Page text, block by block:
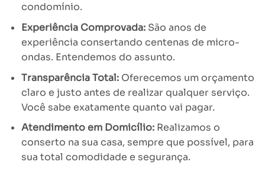
condomínio.
Experiência Comprovada:São anos de
experiência consertando centenas de micro-
ondas. Entendemos do assunto.
Transparência Total:Oferecemos um orçamento
claro e justo antes de realizar qualquer serviço.
Você sabe exatamente quanto vai pagar.
Atendimento em Domicílio:Realizamos o
conserto na sua casa, sempre que possível, para
sua total comodidade e segurança.